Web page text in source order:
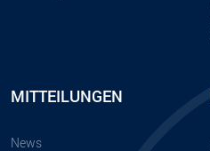
MITTEILUNGEN
News